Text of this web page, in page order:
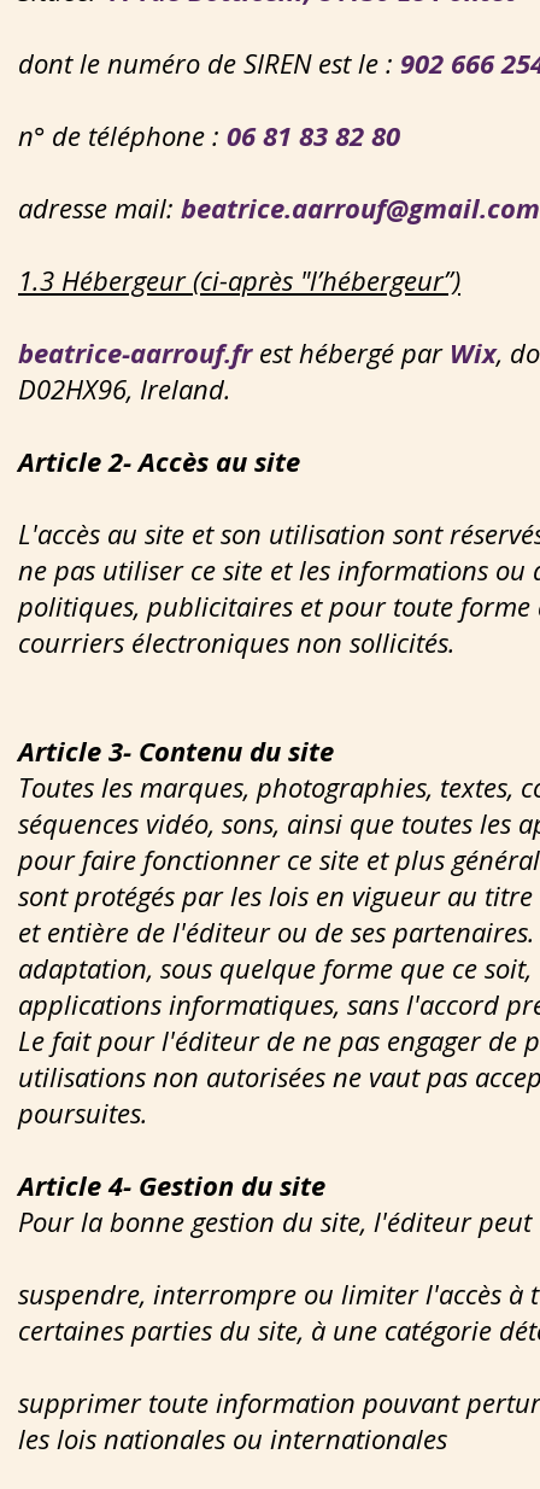
dont le numéro de SIREN est le : 902 666
n° de téléphone : 06 81 83 82 80
adresse mail: beatrice.aarrouf@gmail.com
1.3 Hébergeur (ci-après "l’hébergeur”)
beatrice-aarrouf.frest hébergé par Wix,
D02HX96, Ireland.
Article 2- Accès au site
L'accès au site et son utilisation sont
ne pas utiliser ce site et les informations
politiques, publicitaires et pour toute
courriers électroniques non sollicités.
Article 3- Contenu du site
Toutes les marques, photographies, textes,
séquences vidéo, sons, ainsi que toutes
pour faire fonctionner ce site et plus
sont protégés par les lois en vigueur au
et entière de l'éditeur ou de ses
adaptation, sous quelque forme que ce
applications informatiques, sans l'accord
Le fait pour l'éditeur de ne pas engager de
utilisations non autorisées ne vaut pas
poursuites.
Article 4- Gestion du site
Pour la bonne gestion du site, l'éditeur
suspendre, interrompre ou limiter l'accès à
certaines parties du site, à une catégorie
supprimer toute information pouvant
les lois nationales ou internationales